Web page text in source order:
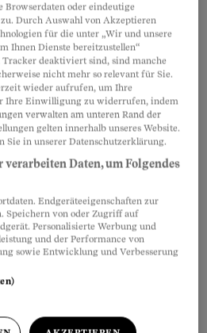
das zuvor jahrzehntelang
geführt worden
schweizweit prägte.
Browserdaten oder eindeutige
Durch Auswahl von Akzeptieren
für die unter „Wir und unsere
Ihnen Dienste bereitzustellen“
deaktiviert sind, sind manche
nicht mehr so relevant für Sie.
wieder aufrufen, um Ihre
Ihre Einwilligung zu widerrufen, indem
verwalten am unteren Rand der
gelten innerhalb unseres Website.
Sie in unserer Datenschutzerklärung.
Daten, um Folgendes
Endgeräteeigenschaften zur
Speichern von oder Zugriff auf
Personalisierte Werbung und
und der Performance von
sowie Entwicklung und Verbesserung